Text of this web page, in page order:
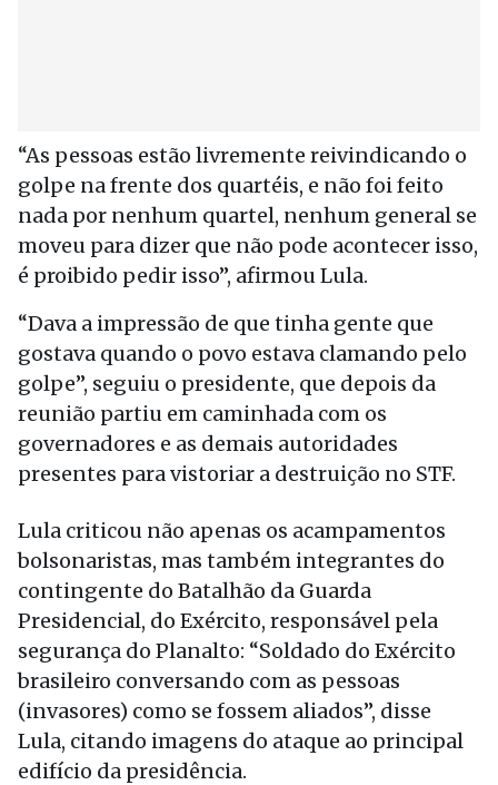
“As pessoas estão livremente reivindicando o
golpe na frente dos quartéis, e não foi feito
nada por nenhum quartel, nenhum general se
moveu para dizer que não pode acontecer isso,
é proibido pedir isso”, afirmou Lula.
“Dava a impressão de que tinha gente que
gostava quando o povo estava clamando pelo
golpe”, seguiu o presidente, que depois da
reunião partiu em caminhada com os
governadores e as demais autoridades
presentes para vistoriar a destruição no STF.
Lula criticou não apenas os acampamentos
bolsonaristas, mas também integrantes do
contingente do Batalhão da Guarda
Presidencial, do Exército, responsável pela
segurança do Planalto: “Soldado do Exército
brasileiro conversando com as pessoas
(invasores) como se fossem aliados”, disse
Lula, citando imagens do ataque ao principal
edifício da presidência.